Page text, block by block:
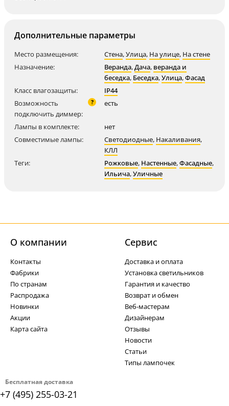
Дополнительные параметры
Место размещения: Стена,Улица, На улице, На стене
Назначение:
Веранда,Дача, веранда и
беседка, Беседка,Улица,Фасад
Класс влагозащиты:
IP44
Возможность
подключить диммер:
? есть
Лампы в комплекте:
нет
Совместимые лампы:
Светодиодные, Накаливания,
КЛЛ
Теги:
Рожковые, Настенные,Фасадные,
Ильича,Уличные
Бесплатная доставка
+7 (495) 255-03-21
О компании
Контакты
Фабрики
По странам
Распродажа
Новинки
Акции
Карта сайта
Cервис
Доставка и оплата
Установка светильников
Гарантия и качество
Возврат и обмен
Веб-мастерам
Дизайнерам
Отзывы
Новости
Статьи
Типы лампочек